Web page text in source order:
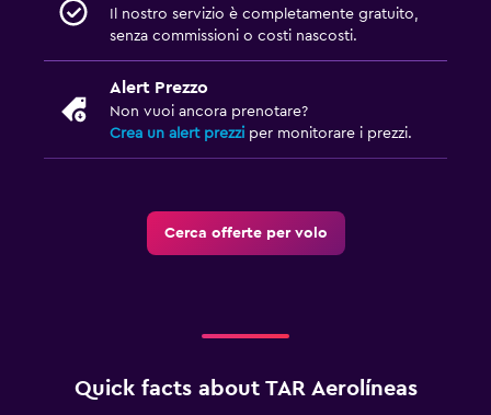
Il nostro servizio è completamente gratuito,
senza commissioni o costi nascosti.
Alert Prezzo
Non vuoi ancora prenotare?
Crea un alert prezzi per monitorare i prezzi.
Cerca offerte per volo
Quick facts about TAR Aerolíneas